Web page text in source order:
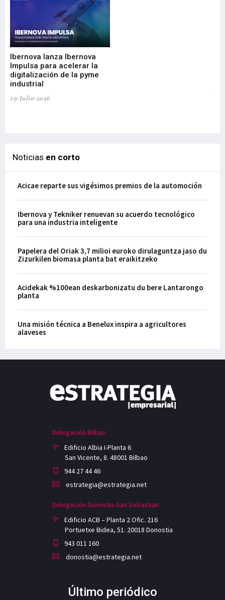
Ibernova lanza Ibernova
Impulsa para acelerar la
digitalización de la pyme
industrial
29-Julio-2026
Noticias en corto
Acicae reparte sus vigésimos premios de la automoción
Ibernova y Tekniker renuevan su acuerdo tecnológico
para una industria inteligente
Papelera del Oriak 3,7 milioi euroko dirulaguntza jaso du
Zizurkilen biomasa planta bat eraikitzeko
Acidekak %100ean deskarbonizatu du bere Lantarongo
planta
Una misión técnica a Benelux inspira a agricultores
alaveses
Delegación Bilbao
Edificio Albia I-Planta 6
San Vicente, 8. 48001 Bilbao
944 27 44 46
estrategia@estrategia.net
Delegación Donostia-San Sebastian
Edificio ACB – Planta 2 Ofic. 216
Portuetxe Bidea, 51. 20018 Donostia
943 011 160
donostia@estrategia.net
Último periódico